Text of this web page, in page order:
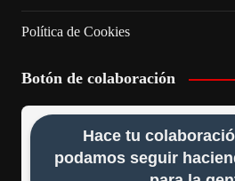
Política de Cookies
Botón de colaboración
Hace tu
podamos seguir